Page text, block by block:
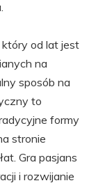
który od lat jest
na
sposób na
to
formy
stronie
Gra pasjans
i rozwijanie